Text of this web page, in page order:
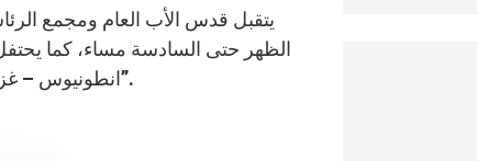
انطونيوس – غزير، مقر الرئاسة العامة للرهبانية اللبنانية ويتقبل التهاني حتى الساعة الخامسة مساء”.